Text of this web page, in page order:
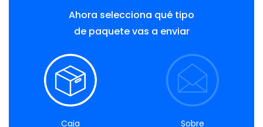
Ahora selecciona qué tipo
de paquete vas a enviar
Caja Sobre